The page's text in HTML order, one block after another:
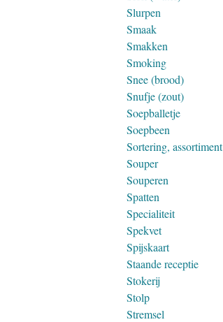
Slurpen
Smaak
Smakken
Smoking
Snee (brood)
Snufje (zout)
Soepballetje
Soepbeen
Sortering, assortiment
Souper
Souperen
Spatten
Specialiteit
Spekvet
Spijskaart
Staande receptie
Stokerij
Stolp
Stremsel